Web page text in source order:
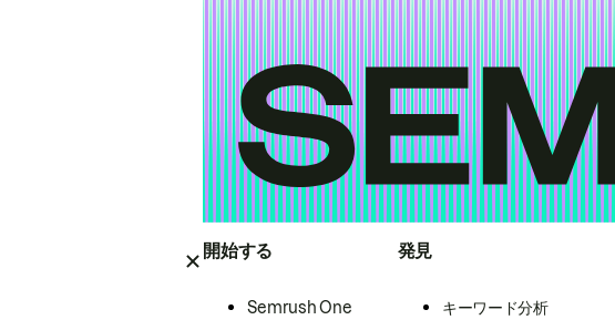
開始する
Semrush One
発見
キーワード分析